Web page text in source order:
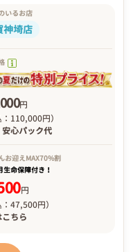
いるお店
神埼店
円
：110,000円）
安心パック代
お迎えMAX70%割
生命保障付き！
円
：47,500円）
こちら